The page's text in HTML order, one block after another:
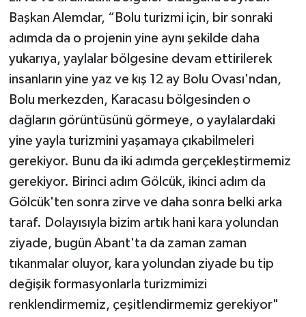
Başkan Alemdar, “Bolu turizmi için, bir sonraki
adımda da o projenin yine aynı şekilde daha
yukarıya, yaylalar bölgesine devam ettirilerek
insanların yine yaz ve kış 12 ay Bolu Ovası'ndan,
Bolu merkezden, Karacasu bölgesinden o
dağların görüntüsünü görmeye, o yaylalardaki
yine yayla turizmini yaşamaya çıkabilmeleri
gerekiyor. Bunu da iki adımda gerçekleştirmemiz
gerekiyor. Birinci adım Gölcük, ikinci adım da
Gölcük'ten sonra zirve ve daha sonra belki arka
taraf. Dolayısıyla bizim artık hani kara yolundan
ziyade, bugün Abant'ta da zaman zaman
tıkanmalar oluyor, kara yolundan ziyade bu tip
değişik formasyonlarla turizmimizi
renklendirmemiz, çeşitlendirmemiz gerekiyor"